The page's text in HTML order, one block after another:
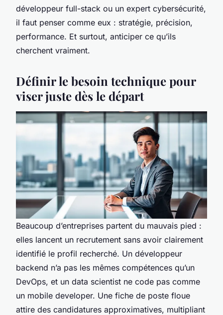
développeur full-stack ou un expert cybersécurité,
il faut penser comme eux : stratégie, précision,
performance. Et surtout, anticiper ce qu’ils
cherchent vraiment.
Définir le besoin technique pour
viser juste dès le départ
Beaucoup d’entreprises partent du mauvais pied :
elles lancent un recrutement sans avoir clairement
identifié le profil recherché. Un développeur
backend n’a pas les mêmes compétences qu’un
DevOps, et un data scientist ne code pas comme
un mobile developer. Une fiche de poste floue
attire des candidatures approximatives, multipliant